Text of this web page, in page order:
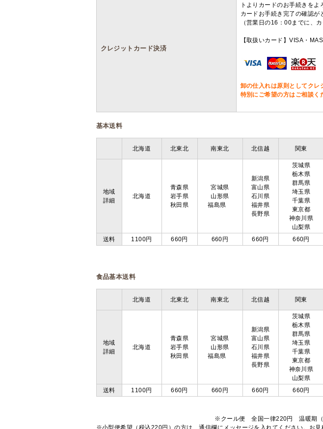
クレジットカード決済
トよりカードのお手続きをよ
カードお手続き完了の確認が
（営業日の16：00までに、
【取扱いカード】VISA・
卸の仕入れは原則としてクレ
特別にご希望の方はご相談く
基本送料
北海道 北東北 南東北 北信越 関東
地域
詳細
北海道
青森県
岩手県
秋田県
宮城県
山形県
福島県
新潟県
富山県
石川県
福井県
長野県
茨城県
栃木県
群馬県
埼玉県
千葉県
東京都
神奈川県
山梨県
送料 1100円 660円 660円 660円 660円
食品基本送料
北海道 北東北 南東北 北信越 関東
地域
詳細
北海道
青森県
岩手県
秋田県
宮城県
山形県
福島県
新潟県
富山県
石川県
福井県
長野県
茨城県
栃木県
群馬県
埼玉県
千葉県
東京都
神奈川県
山梨県
送料 1100円 660円 660円 660円 660円
※クール便 全国一律220円 温暖期（
※小型便希望（税込220円）の方は、通信欄にメッセージを入れてください。お見